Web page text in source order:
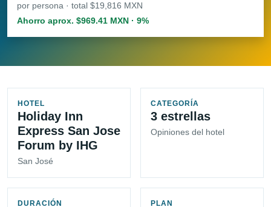
por persona · total $19,816 MXN
Ahorro aprox. $969.41 MXN · 9%
HOTEL
Holiday Inn
Express San Jose
Forum by IHG
San José
CATEGORÍA
3 estrellas
Opiniones del hotel
DURACIÓN PLAN